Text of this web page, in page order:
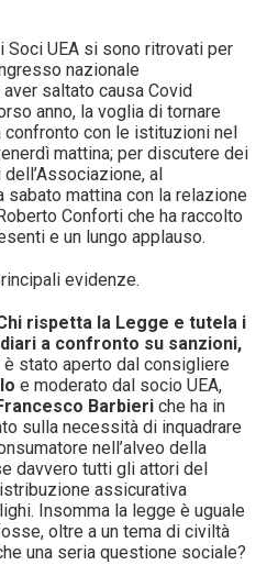
Soci UEA si sono ritrovati per
nazionale
saltato causa Covid
anno, la voglia di tornare
con le istituzioni nel
mattina; per discutere dei
al
mattina con la relazione
Conforti che ha raccolto
e un lungo applauso.
evidenze.
rispetta la Legge e tutela i
a confronto su sanzioni,
è stato aperto dal consigliere
e moderato dal socio UEA,
Barbieri che ha in
sulla necessità di inquadrare
nell’alveo della
davvero tutti gli attori del
assicurativa
Insomma la legge è uguale
oltre a un tema di civiltà
una seria questione sociale?